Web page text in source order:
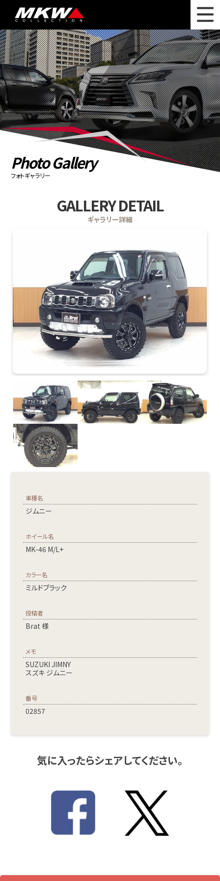
WHAT'S NEW ニュース
WHEEL LINEUP ホイールラインナップ
OTHER PRODUCT 関連製品
PHOTO GALLERY フォトギャラリー
カタログ請求
PRIVACY POLICY 個人情報保護方針
Photo Gallery
フォトギャラリー
GALLERY DETAIL
ギャラリー詳細
車種名
ジムニー
ホイール名
MK-46 M/L+
カラー名
ミルドブラック
投稿者
Brat 様
メモ
SUZUKI JIMNY
スズキ ジムニー
番号
02857
気に入ったらシェアしてください。